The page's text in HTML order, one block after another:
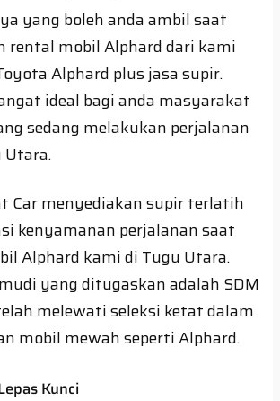
yang boleh anda ambil saat
rental mobil Alphard dari kami
Alphard plus jasa supir.
ideal bagi anda masyarakat
sedang melakukan perjalanan
Utara.
Car menyediakan supir terlatih
kenyamanan perjalanan saat
Alphard kami di Tugu Utara.
yang ditugaskan adalah SDM
melewati seleksi ketat dalam
mobil mewah seperti Alphard.
Kunci